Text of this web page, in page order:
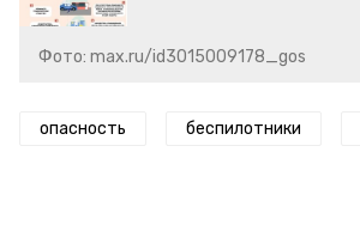
Фото: max.ru/id3015009178_gos
опасность беспилотники